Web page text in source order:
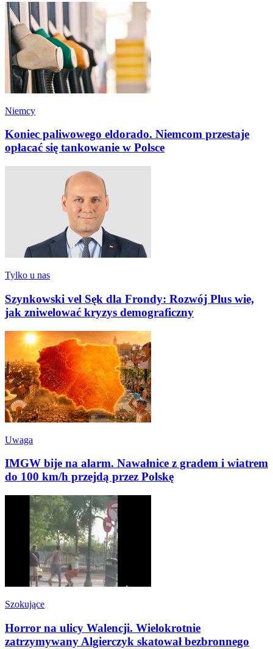
Niemcy
Koniec paliwowego eldorado. Niemcom przestaje
opłacać się tankowanie w Polsce
Tylko u nas
Szynkowski vel Sęk dla Frondy: Rozwój Plus wie,
jak zniwelować kryzys demograficzny
Uwaga
IMGW bije na alarm. Nawałnice z gradem i wiatrem
do 100 km/h przejdą przez Polskę
Szokujące
Horror na ulicy Walencji. Wielokrotnie
zatrzymywany Algierczyk skatował bezbronnego